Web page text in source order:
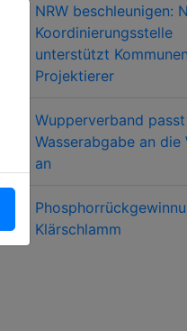
NRW beschleunigen:
Koordinierungsstelle
unterstützt
Projektierer
Wupperverband
Wasserabgabe an die
an
Klärschlamm